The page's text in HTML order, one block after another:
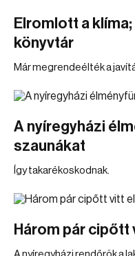
Elromlott a
könyvtár
Már megrendeélték a
A nyíregyházi
szaunákat
Így takarékoskodnak.
Három pár cipőtt